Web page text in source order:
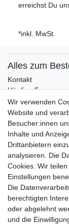
erreichst Du
*inkl. MwSt.
Alles zum
Kontakt
Häufige Fragen
Widerrufsrecht
Vertrag
Über uns und
Team
Unternehmen /
Kerzenpflege und
Unsere
Wir verwenden
Website und
Besucher:innen
Inhalte und
Drittanbietern
analysieren. Die
Cookies. Wir
Einstellungen
Die
berechtigten
oder abgelehnt
und die